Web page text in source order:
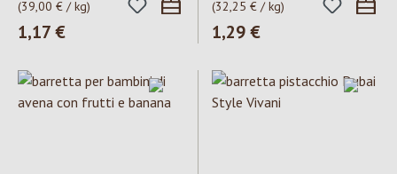
(39,00 € / kg)
Prezzo normale:
1,17 €
(32,25 € / kg)
Prezzo normale:
1,29 €